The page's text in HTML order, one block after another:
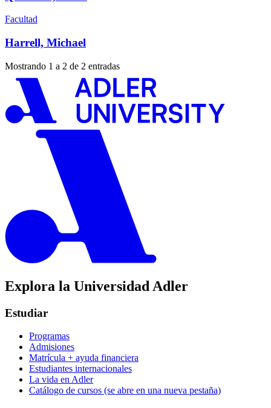
Facultad
Harrell, Michael
Mostrando 1 a 2 de 2 entradas
Explora la Universidad Adler
Estudiar
Programas
Admisiones
Matrícula + ayuda financiera
Estudiantes internacionales
La vida en Adler
Catálogo de cursos (se abre en una nueva pestaña)